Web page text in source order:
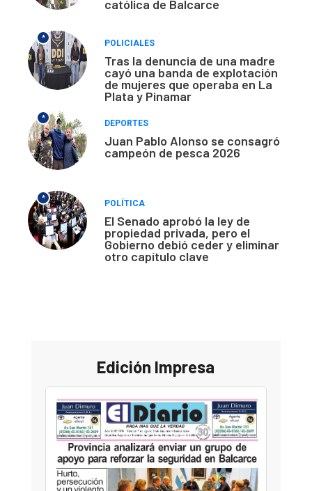
católica de Balcarce
*
POLICIALES
Tras la denuncia de una madre
cayó una banda de explotación
de mujeres que operaba en La
Plata y Pinamar
*
DEPORTES
Juan Pablo Alonso se consagró
campeón de pesca 2026
*
POLÍTICA
El Senado aprobó la ley de
propiedad privada, pero el
Gobierno debió ceder y eliminar
otro capítulo clave
Edición Impresa